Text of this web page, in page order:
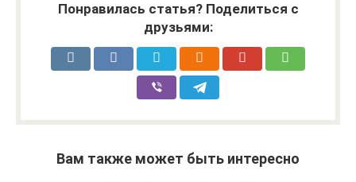
Понравилась статья? Поделиться с
друзьями:
Вам также может быть интересно